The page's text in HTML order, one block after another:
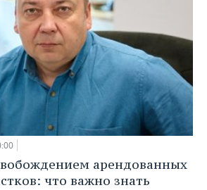
арендованных
что важно знать